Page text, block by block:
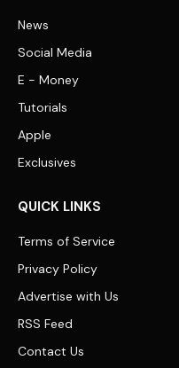
News
Social Media
E - Money
Tutorials
Apple
Exclusives
QUICK LINKS
Terms of Service
Privacy Policy
Advertise with Us
RSS Feed
Contact Us